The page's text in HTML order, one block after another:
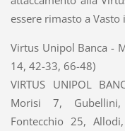
essere rimasto a
Virtus Unipol Banca -
14, 42-33, 66-48)
VIRTUS UNIPOL
Morisi 7,
Fontecchio 25,